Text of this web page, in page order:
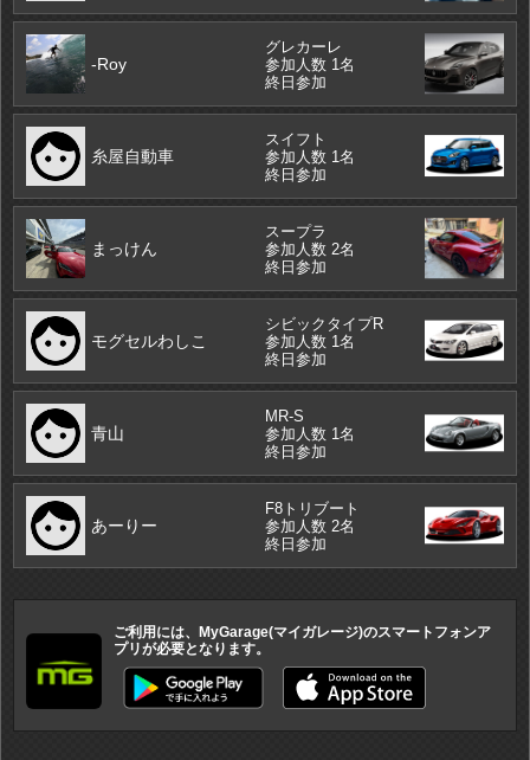
-Roy
グレカーレ
参加人数 1名
終日参加
糸屋自動車
スイフト
参加人数 1名
終日参加
まっけん
スープラ
参加人数 2名
終日参加
モグセルわしこ
シビックタイプR
参加人数 1名
終日参加
青山
MR-S
参加人数 1名
終日参加
あーりー
F8トリブート
参加人数 2名
終日参加
ご利用には、MyGarage(マイガレージ)のスマートフォンア
プリが必要となります。